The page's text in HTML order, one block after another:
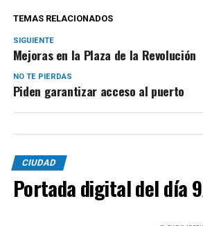
TEMAS RELACIONADOS
SIGUIENTE
Mejoras en la Plaza de la Revolución
NO TE PIERDAS
Piden garantizar acceso al puerto
CIUDAD
Portada digital del día